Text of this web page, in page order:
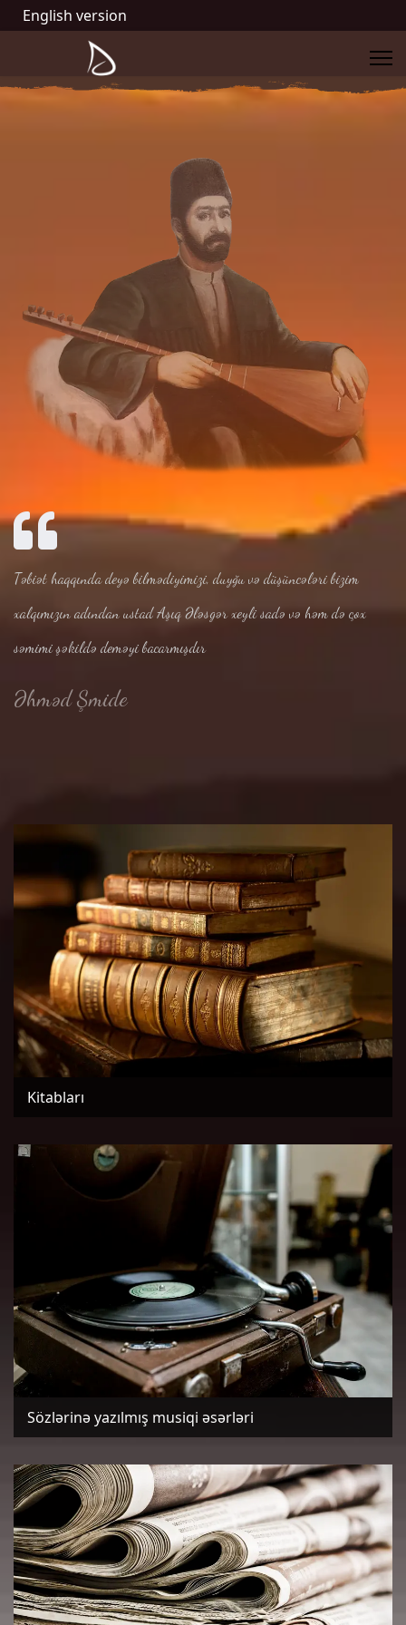
English version
Təbiət haqqında deyə bilmədiyimizi, duyğu və düşüncələri bizim
xalqımızın adından ustad Aşıq Ələsgər xeyli sadə və həm də çox
səmimi şəkildə deməyi bacarmışdır
Əhməd Şmide
Kitabları
Sözlərinə yazılmış musiqi əsərləri